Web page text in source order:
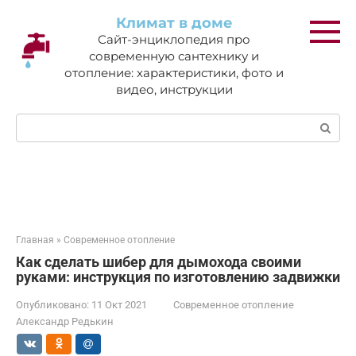
контенту
Климат в доме
Сайт-энциклопедия про
современную сантехнику и
отопление: характеристики, фото и
видео, инструкции
Поиск:
Главная » Современное отопление
Как сделать шибер для дымохода своими
руками: инструкция по изготовлению задвижки
Опубликовано: 11 Окт 2021
Современное отопление
Александр Редькин